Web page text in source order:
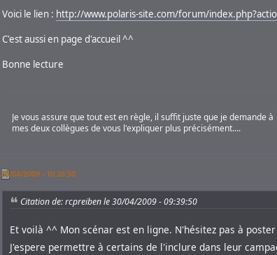
Voici le lien : http://www.polaris-site.com/forum/
C'est aussi en page d'accueil ^^
Bonne lecture
Je vous assure que tout est en règle, il suffit juste que je demande à
mes deux collègues de vous l'expliquer plus précisément....
30/04/2009 - 10:26:50
Citation de: rcpreiben le 30/04/2009 - 09:39:50
Et voilà ^^ Mon scénar est en ligne. N'hésitez pas à
J'espere permettre à certains de l'inclure dans leur